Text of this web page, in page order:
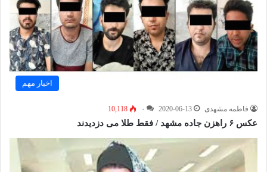
اخبار مهم
فاطمه مشهدی 2020-06-13 ۰ 10,118
عکس ۶ راهزن جاده مشهد / فقط طلا می دزدیدند